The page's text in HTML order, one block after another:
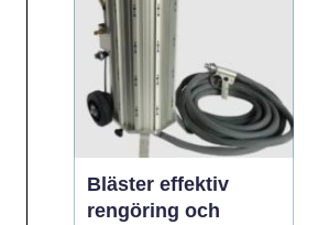
Bläster effektiv
rengöring och